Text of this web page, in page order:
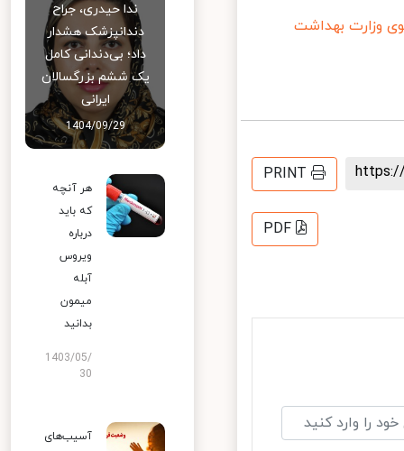
وزارت بهداشت
PRINT
PDF
ندا حیدری، جراح
دندانپزشک هشدار
داد؛ بی‌دندانی کامل
یک ششم بزرگسالان
ایرانی
1404/09/29
هر آنچه
که باید
درباره
ویروس
آبله
میمون
بدانید
1403/05/
30
آسیب‌های